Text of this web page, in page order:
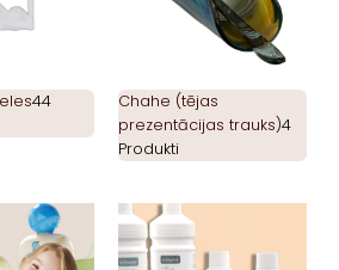
44
Chahe (tējas
prezentācijas trauks)4
Produkti